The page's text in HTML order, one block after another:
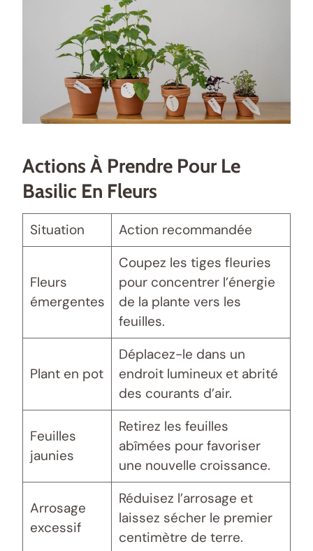
Actions À Prendre Pour Le
Basilic En Fleurs
Situation Action recommandée
Fleurs
émergentes
Coupez les tiges fleuries
pour concentrer l’énergie
de la plante vers les
feuilles.
Plant en pot
Déplacez-le dans un
endroit lumineux et abrité
des courants d’air.
Feuilles
jaunies
Retirez les feuilles
abîmées pour favoriser
une nouvelle croissance.
Arrosage
excessif
Réduisez l’arrosage et
laissez sécher le premier
centimètre de terre.